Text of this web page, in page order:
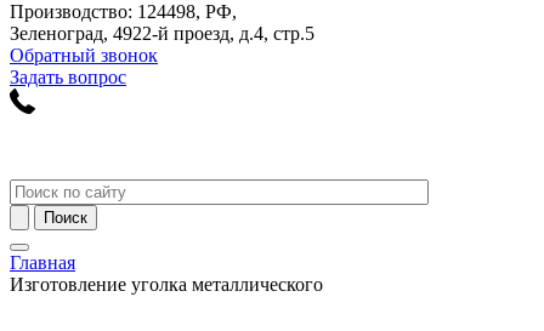
Производство: 124498, РФ,
Зеленоград, 4922-й проезд, д.4, стр.5
Обратный звонок
Задать вопрос
Главная
Изготовление уголка металлического